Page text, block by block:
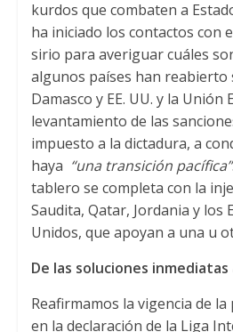
kurdos que combaten a
ha iniciado los contactos con
sirio para averiguar cuáles
algunos países han reabierto
Damasco y EE. UU. y la Unión
levantamiento de las
impuesto a la dictadura, a
haya “una transición pacífica”
tablero se completa con la
Saudita, Qatar, Jordania y los
Unidos, que apoyan a una u
De las soluciones
Reafirmamos la vigencia de
en la declaración de la Liga